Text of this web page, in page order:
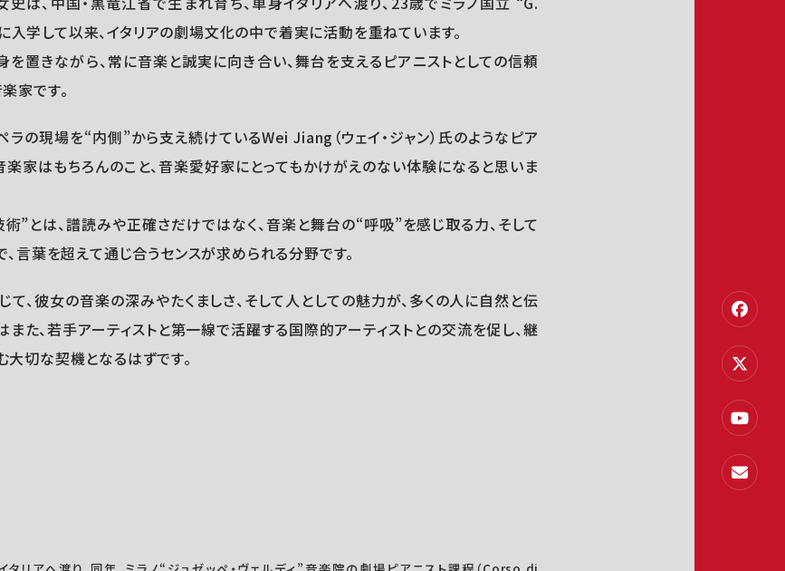
学して以来、イタリアの劇場文化の中で着実に活動を重ねています。
置きながら、常に音楽と誠実に向き合い、舞台を支えるピアニストとしての信頼
家です。
ラの現場を“内側”から支え続けているWei Jiang（ウェイ・ジャン）氏のようなピア
楽家はもちろんのこと、音楽愛好家にとってもかけがえのない体験になると思いま
”とは、譜読みや正確さだけではなく、音楽と舞台の“呼吸”を感じ取る力、そして
言葉を超えて通じ合うセンスが求められる分野です。
て、彼女の音楽の深みやたくましさ、そして人としての魅力が、多くの人に自然と伝
また、若手アーティストと第一線で活躍する国際的アーティストとの交流を促し、継
切な契機となるはずです。